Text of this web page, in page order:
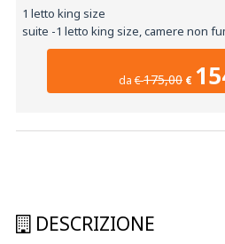
1 letto king size
suite -1 letto king size, camere non
da€175,00 €
DESCRIZIONE